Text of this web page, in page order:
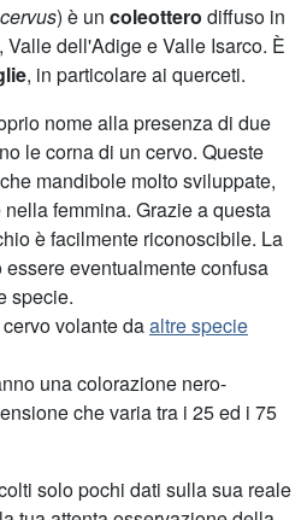
) è un coleottero diffuso in
dell'Adige e Valle Isarco. È
, in particolare ai querceti.
nome alla presenza di due
le corna di un cervo. Queste
mandibole molto sviluppate,
femmina. Grazie a questa
è facilmente riconoscibile. La
eventualmente confusa
specie.
volante daaltre specie
una colorazione nero-
che varia tra i 25 ed i 75
solo pochi dati sulla sua reale